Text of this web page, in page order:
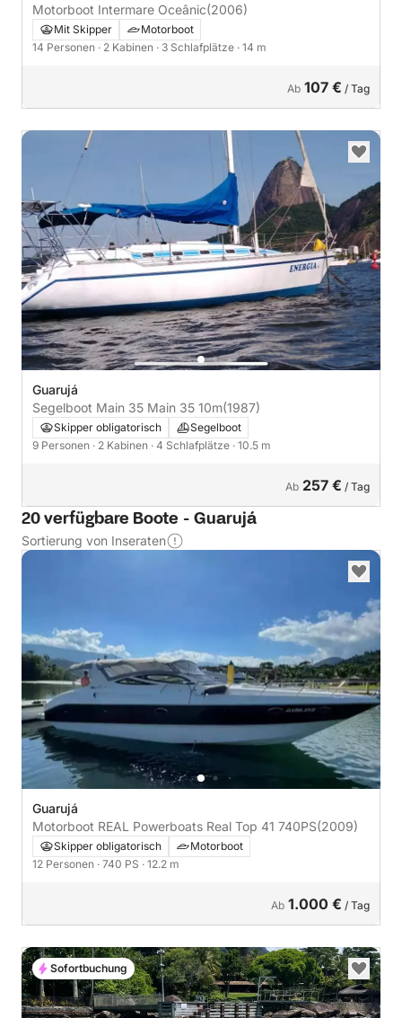
Motorboot Intermare Oceânic(2006)
Mit Skipper
Motorboot
14 Personen · 2 Kabinen · 3 Schlafplätze · 14 m
Ab 107 € / Tag
Guarujá
Segelboot Main 35 Main 35 10m(1987)
Skipper obligatorisch
Segelboot
9 Personen · 2 Kabinen · 4 Schlafplätze · 10.5 m
Ab 257 € / Tag
20 verfügbare Boote - Guarujá
Sortierung von Inseraten
Guarujá
Motorboot REAL Powerboats Real Top 41 740PS(2009)
Skipper obligatorisch
Motorboot
12 Personen · 740 PS · 12.2 m
Ab 1.000 € / Tag
Sofortbuchung